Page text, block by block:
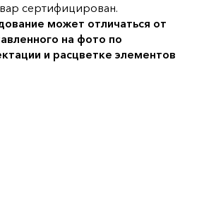
сертифицирован.
может отличаться от
на фото по
и расцветке элементов